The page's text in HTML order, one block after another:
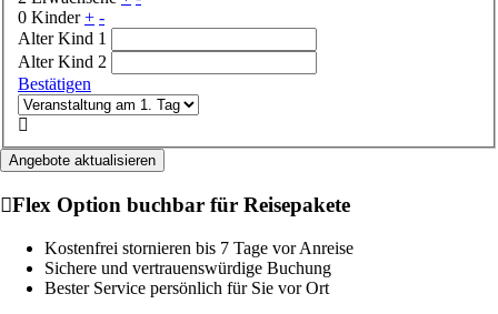
0 Kinder + -
Alter Kind 1
Alter Kind 2
Bestätigen
Angebote aktualisieren
Flex Option buchbar für Reisepakete
Kostenfrei stornieren bis 7 Tage vor Anreise
Sichere und vertrauenswürdige Buchung
Bester Service persönlich für Sie vor Ort